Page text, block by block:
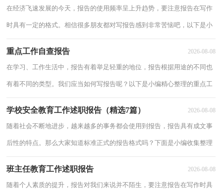
在经济飞速发展的今天，报告的使用频率呈上升趋势，要注意报告在写作
时具有一定的格式。相信很多朋友都对写报告感到非常苦恼吧，以下是小
重点工作自查报告 2026-08-08
在学习、工作生活中，报告有着举足轻重的地位，报告根据用途的不同也
有着不同的类型。我们应当如何写报告呢？以下是小编精心整理的重点工
学校安全教育工作述职报告（精选7篇） 2026-08-08
随着社会不断地进步，越来越多的事务都会使用到报告，报告具有成文事
后性的特点。那么大家知道标准正式的报告格式吗？下面是小编收集整理
班主任教育工作述职报告 2026-08-08
随着个人素质的提升，报告对我们来说并不陌生，要注意报告在写作时具